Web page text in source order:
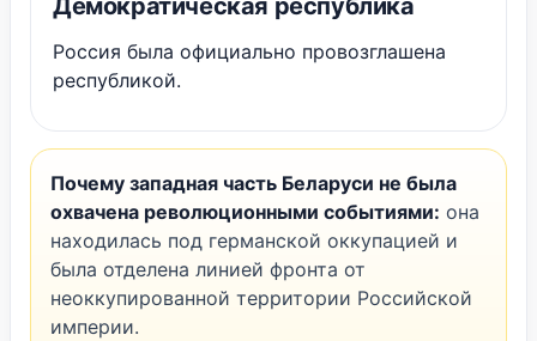
Демократическая республика
Россия была официально провозглашена
республикой.
Почему западная часть Беларуси не была
охвачена революционными событиями: она
находилась под германской оккупацией и
была отделена линией фронта от
неоккупированной территории Российской
империи.